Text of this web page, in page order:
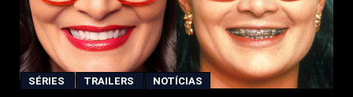
SÉRIES TRAILERS NOTÍCIAS